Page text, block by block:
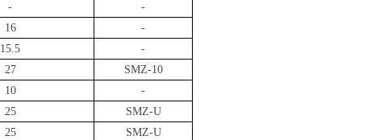
-
-
16
-
15.5
-
27
SMZ-10
10
-
25
SMZ-U
25
SMZ-U